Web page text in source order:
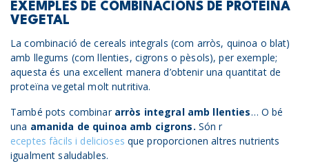
EXEMPLES DE COMBINACIONS DE PROTEÏNA
VEGETAL
La combinació de cereals integrals (com arròs, quinoa o blat)
amb llegums (com llenties, cigrons o pèsols), per exemple;
aquesta és una excel·lent manera d’obtenir una quantitat de
proteïna vegetal molt nutritiva.
També pots combinar arròs integral amb llenties… O bé
una amanida de quinoa amb cigrons. Són r
eceptes fàcils i delicioses que proporcionen altres nutrients
igualment saludables.